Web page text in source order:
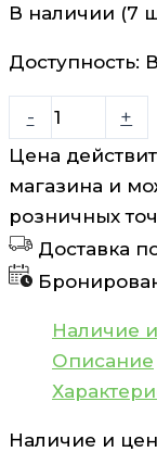
В наличии (7
Доступность:
-
Количество
товара
Вис
Нео
капли
глазные
+
Цена
магазина и
розничных
Доставка
Наличие
Описание
Наличие и